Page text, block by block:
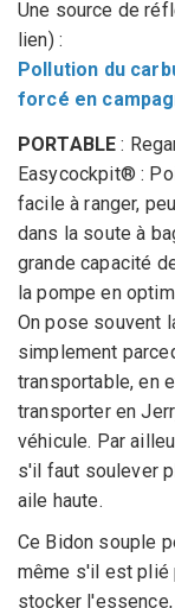
Une source de
lien) :
Pollution du
forcé en
PORTABLE:
Easycockpit® :
facile à ranger,
dans la soute à
grande capacité
la pompe en
On pose souvent
simplement
transportable, en
transporter en
véhicule. Par
s'il faut soulever
aile haute.
Ce Bidon souple
même s'il est plié
stocker